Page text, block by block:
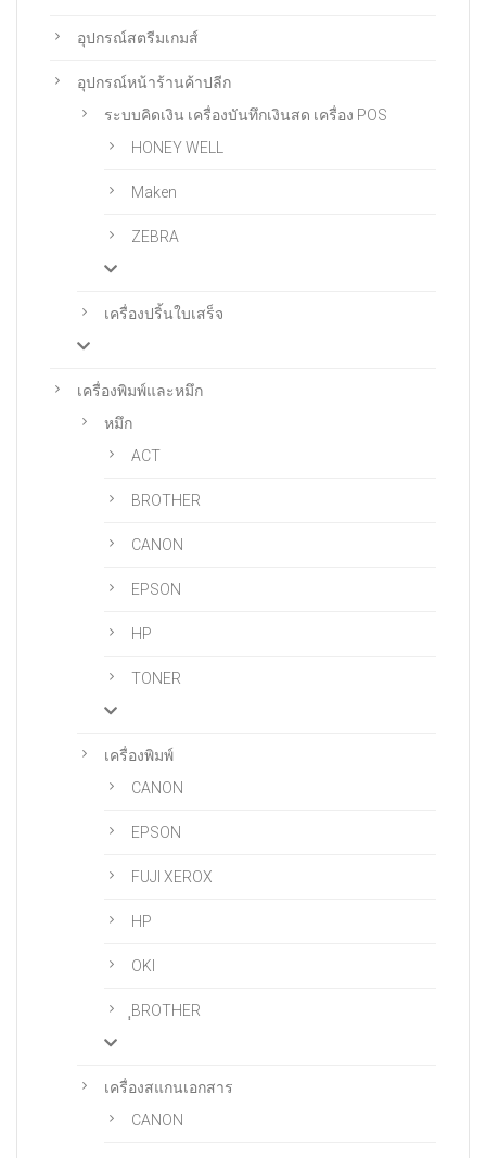
อุปกรณ์สตรีมเกมส์
อุปกรณ์หน้าร้านค้าปลีก
ระบบคิดเงิน เครื่องบันทึกเงินสด เครื่อง POS
HONEY WELL
Maken
ZEBRA
เครื่องปริ้นใบเสร็จ
เครื่องพิมพ์และหมึก
หมึก
ACT
BROTHER
CANON
EPSON
HP
TONER
เครื่องพิมพ์
CANON
EPSON
FUJI XEROX
HP
OKI
ฺฺBROTHER
เครื่องสแกนเอกสาร
CANON